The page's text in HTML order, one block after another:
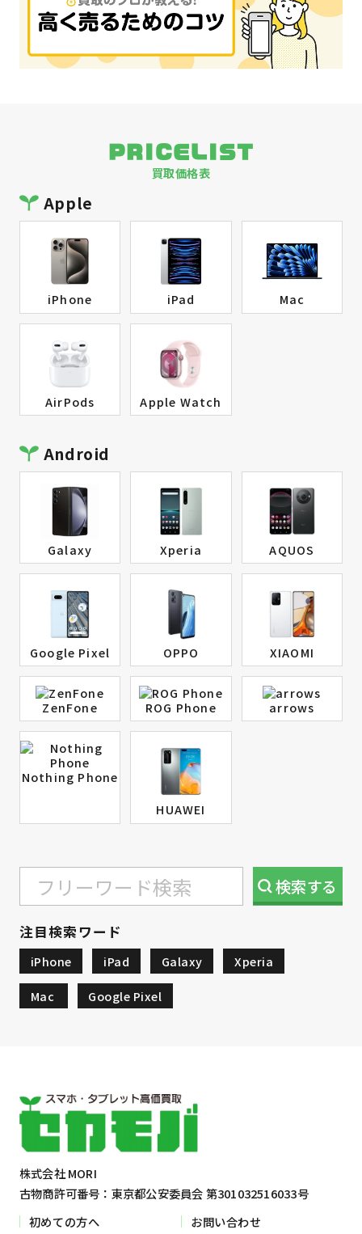
PRICELIST
買取価格表
Apple
iPhone iPad Mac
AirPods Apple Watch
Android
Galaxy Xperia AQUOS
Google Pixel OPPO XIAOMI
ZenFone ROG Phone arrows
Nothing Phone
HUAWEI
検索する
注目検索ワード
iPhone iPad Galaxy Xperia
Mac Google Pixel
株式会社 MORI
古物商許可番号：東京都公安委員会 第301032516033号
初めての方へ
お問い合わせ